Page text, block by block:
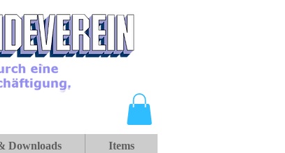
Downloads Items